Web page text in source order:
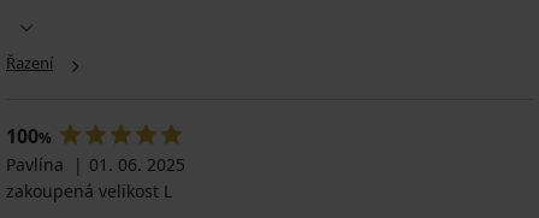
Řazení
100%
Pavlína
01. 06. 2025
zakoupená velikost L